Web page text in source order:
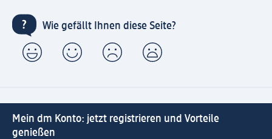
Wie gefällt Ihnen diese Seite?
Mein dm Konto: jetzt registrieren und Vorteile
genießen